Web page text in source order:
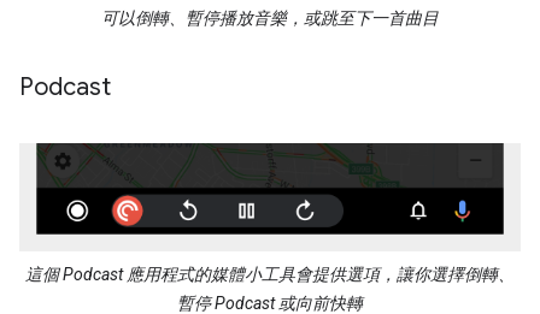
可以倒轉、暫停播放音樂，或跳至下一首曲目
Podcast
這個 Podcast 應用程式的媒體小工具會提供選項，讓你選擇倒轉、
暫停 Podcast 或向前快轉